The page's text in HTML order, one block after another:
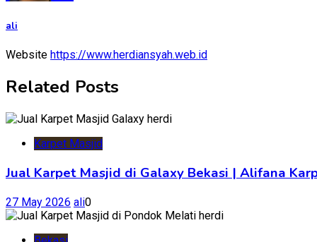
ali
Website https://www.herdiansyah.web.id
Related Posts
Karpet Masjid
Jual Karpet Masjid di Galaxy Bekasi | Alifana
27 May 2026 ali0